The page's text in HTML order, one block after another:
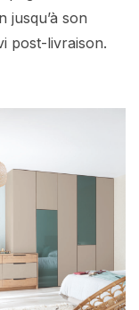
jusqu’à son
post-livraison.